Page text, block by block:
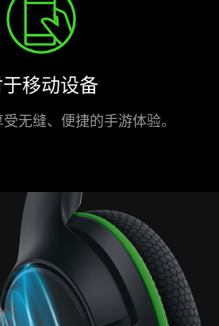
移动设备
无缝、便捷的手游体验。